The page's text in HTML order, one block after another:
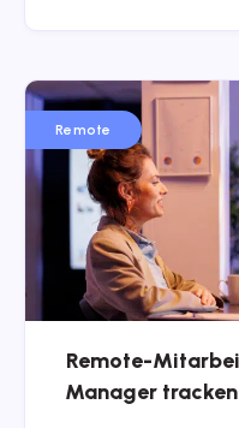
Remote
Remote-
Manager